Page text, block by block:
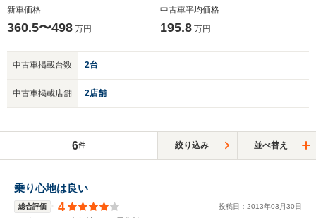
新車価格
360.5〜498 万円
中古車平均価格
195.8万円
中古車掲載台数 2台
中古車掲載店舗 2店舗
6件 絞り込み 並べ替え
乗り心地は良い
総合評価 4 投稿日： 2013年03 月30日